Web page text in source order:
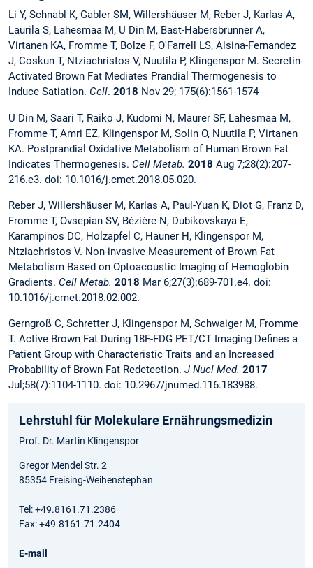
Li Y, Schnabl K, Gabler SM, Willershäuser M, Reber J, Karlas A,
Laurila S, Lahesmaa M, U Din M, Bast-Habersbrunner A,
Virtanen KA, Fromme T, Bolze F, O'Farrell LS, Alsina-Fernandez
J, Coskun T, Ntziachristos V, Nuutila P, Klingenspor M. Secretin-
Activated Brown Fat Mediates Prandial Thermogenesis to
Induce Satiation. Cell. 2018 Nov 29; 175(6):1561-1574
U Din M, Saari T, Raiko J, Kudomi N, Maurer SF, Lahesmaa M,
Fromme T, Amri EZ, Klingenspor M, Solin O, Nuutila P, Virtanen
KA. Postprandial Oxidative Metabolism of Human Brown Fat
Indicates Thermogenesis. Cell Metab. 2018 Aug 7;28(2):207-
216.e3. doi: 10.1016/j.cmet.2018.05.020.
Reber J, Willershäuser M, Karlas A, Paul-Yuan K, Diot G, Franz D,
Fromme T, Ovsepian SV, Bézière N, Dubikovskaya E,
Karampinos DC, Holzapfel C, Hauner H, Klingenspor M,
Ntziachristos V. Non-invasive Measurement of Brown Fat
Metabolism Based on Optoacoustic Imaging of Hemoglobin
Gradients. Cell Metab. 2018 Mar 6;27(3):689-701.e4. doi:
10.1016/j.cmet.2018.02.002.
Gerngroß C, Schretter J, Klingenspor M, Schwaiger M, Fromme
T. Active Brown Fat During 18F-FDG PET/CT Imaging Defines a
Patient Group with Characteristic Traits and an Increased
Probability of Brown Fat Redetection. J Nucl Med. 2017
Jul;58(7):1104-1110. doi: 10.2967/jnumed.116.183988.
Lehrstuhl für Molekulare Ernährungsmedizin
Prof. Dr. Martin Klingenspor
Gregor Mendel Str. 2
85354 Freising-Weihenstephan
Tel: +49.8161.71.2386
Fax: +49.8161.71.2404
E-mail